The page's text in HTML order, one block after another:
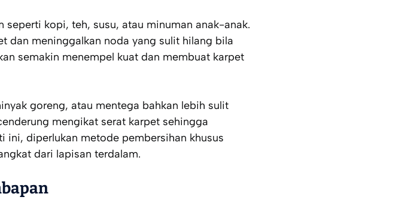
kopi, teh, susu, atau minuman anak-anak.
dan meninggalkan noda yang sulit hilang bila
semakin menempel kuat dan membuat karpet
goreng, atau mentega bahkan lebih sulit
mengikat serat karpet sehingga
ini, diperlukan metode pembersihan khusus
dari lapisan terdalam.